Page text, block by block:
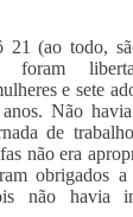
21 (ao todo,
foram
e sete
Não havia
de
não era
obrigados
não havia